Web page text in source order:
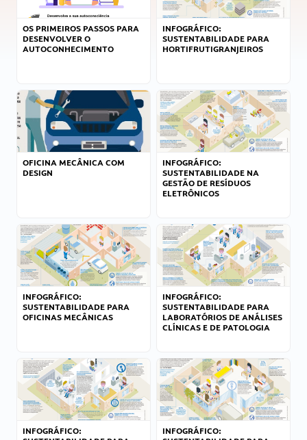
OS PRIMEIROS PASSOS PARA
DESENVOLVER O
AUTOCONHECIMENTO
INFOGRÁFICO:
SUSTENTABILIDADE PARA
HORTIFRUTIGRANJEIROS
OFICINA MECÂNICA COM
DESIGN
INFOGRÁFICO:
SUSTENTABILIDADE NA
GESTÃO DE RESÍDUOS
ELETRÔNICOS
INFOGRÁFICO:
SUSTENTABILIDADE PARA
OFICINAS MECÂNICAS
INFOGRÁFICO:
SUSTENTABILIDADE PARA
LABORATÓRIOS DE ANÁLISES
CLÍNICAS E DE PATOLOGIA
INFOGRÁFICO:
INFOGRÁFICO: